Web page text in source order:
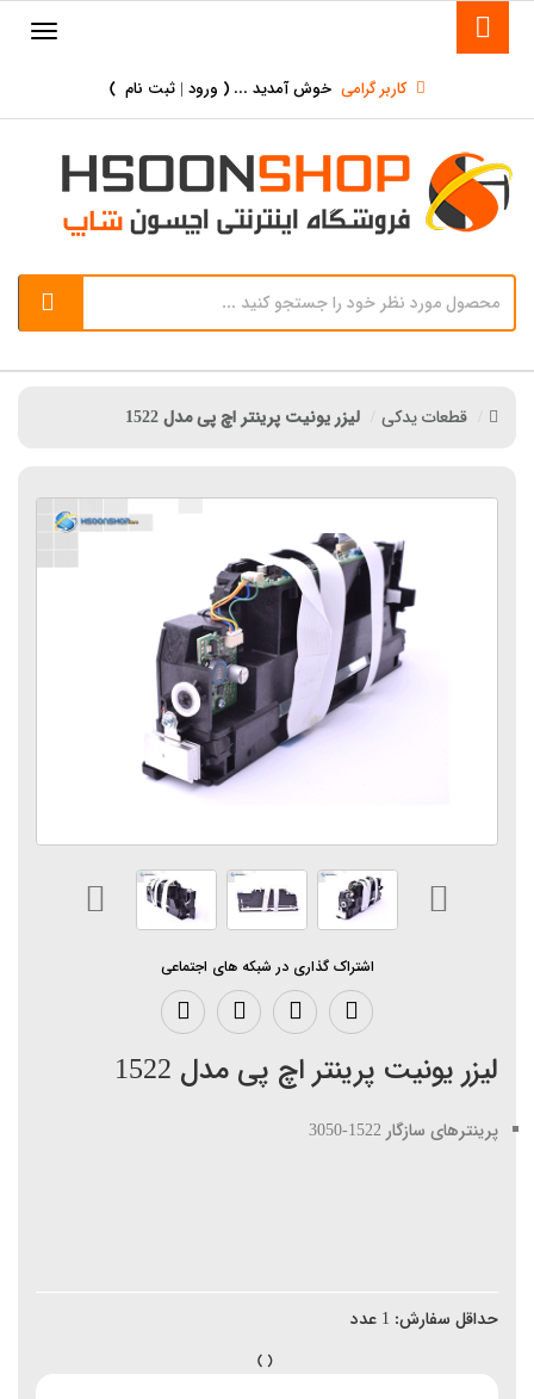
کاربر گرامی خوش آمدید ... ( ورود | ثبت نام )
قطعات یدکی لیزر یونیت پرینتر اچ پی مدل 1522
اشتراک گذاری در شبکه های اجتماعی
لیزر یونیت پرینتر اچ پی مدل 1522
پرینترهای سازگار 1522-3050
حداقل سفارش: 1 عدد